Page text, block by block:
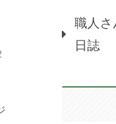
職人さ
日誌